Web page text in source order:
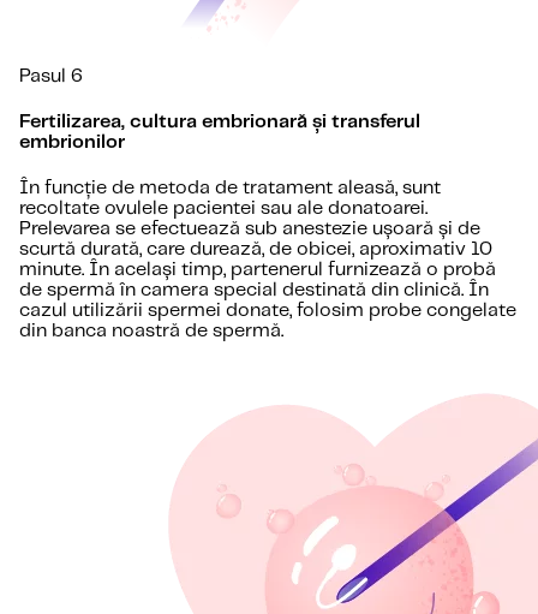
Pasul 6
Fertilizarea, cultura embrionară și transferul
embrionilor
În funcție de metoda de tratament aleasă, sunt
recoltate ovulele pacientei sau ale donatoarei.
Prelevarea se efectuează sub anestezie ușoară și de
scurtă durată, care durează, de obicei, aproximativ 10
minute. În același timp, partenerul furnizează o probă
de spermă în camera special destinată din clinică. În
cazul utilizării spermei donate, folosim probe congelate
din banca noastră de spermă.